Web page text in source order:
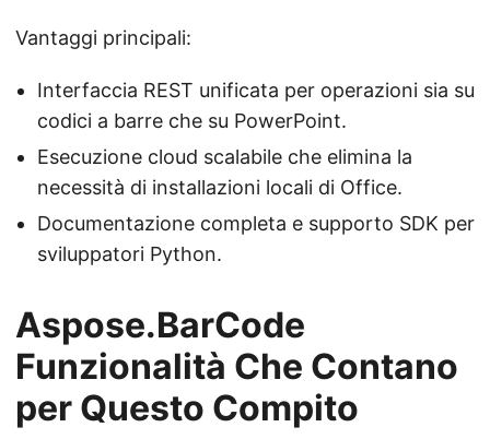
Vantaggi principali:
Interfaccia REST unificata per operazioni sia su
codici a barre che su PowerPoint.
Esecuzione cloud scalabile che elimina la
necessità di installazioni locali di Office.
Documentazione completa e supporto SDK per
sviluppatori Python.
Aspose.BarCode
Funzionalità Che Contano
per Questo Compito